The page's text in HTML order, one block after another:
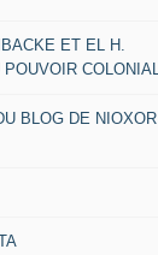
ET EL H.
COLONIAL.
BLOG DE NIOXOR